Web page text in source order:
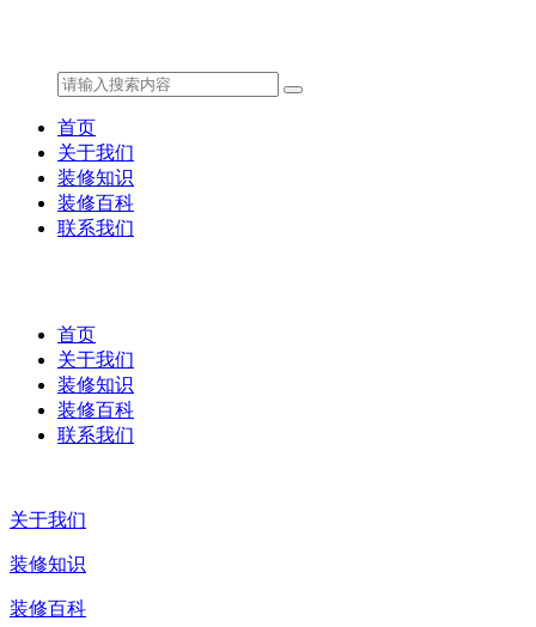
首页
关于我们
装修知识
装修百科
联系我们
首页
关于我们
装修知识
装修百科
联系我们
关于我们
装修知识
装修百科